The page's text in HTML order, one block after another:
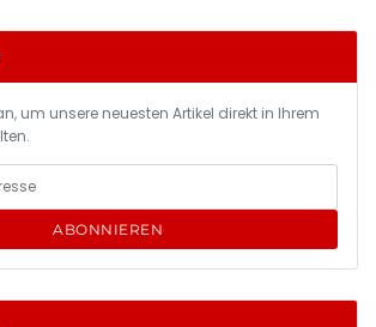
um unsere neuesten Artikel direkt in Ihrem
ABONNIEREN